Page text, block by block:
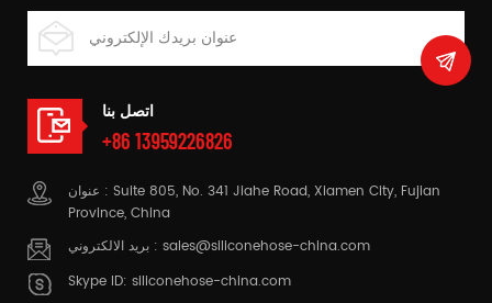
اتصل بنا
+86 13959226826
عنوان : Suite 805, No. 341 Jiahe Road, Xiamen City, Fujian
Province, China
بريد الالكتروني : sales@siliconehose-china.com
Skype ID: siliconehose-china.com